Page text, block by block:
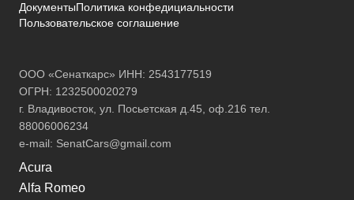
ДокументыПолитика конфедициальности
Пользовательское соглашение
ООО «Сенаткарс» ИНН: 2543177519
ОГРН: 1232500020279
г. Владивосток, ул. Посьетская д.45, оф.216 тел.
88006006234
e-mail: SenatCars@gmail.com
Acura
Alfa Romeo